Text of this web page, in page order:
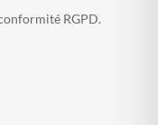
RGPD.